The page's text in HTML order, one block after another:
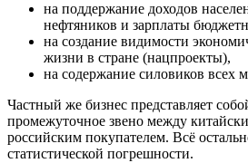
на поддержание доходов
нефтяников и зарплаты
на создание видимости
жизни в стране (нацпроекты),
на содержание силовиков всех
Частный же бизнес представляет
промежуточное звено между
российским покупателем. Всё
статистической погрешности.